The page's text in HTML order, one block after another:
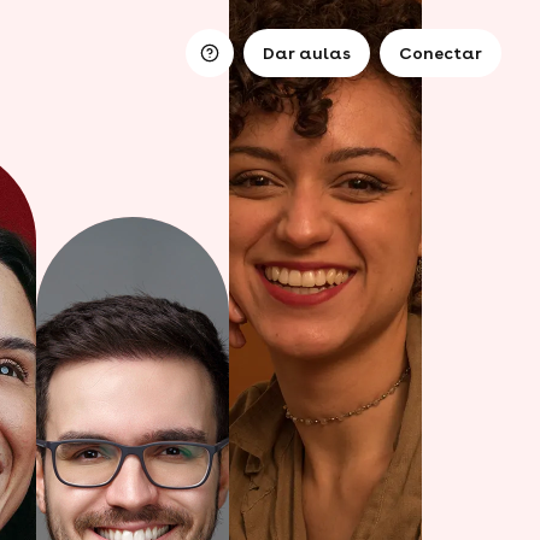
Dar aulas Conectar